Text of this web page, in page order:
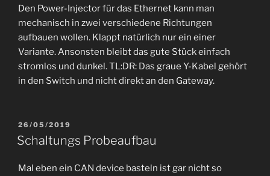
Den Power-Injector für das Ethernet kann man
mechanisch in zwei verschiedene Richtungen
aufbauen wollen. Klappt natürlich nur ein einer
Variante. Ansonsten bleibt das gute Stück einfach
stromlos und dunkel. TL:DR: Das graue Y-Kabel gehört
in den Switch und nicht direkt an den Gateway.
VERÖFFENTLICHT
AM
26/05/2019
Schaltungs Probeaufbau
Mal eben ein CAN device basteln ist gar nicht so